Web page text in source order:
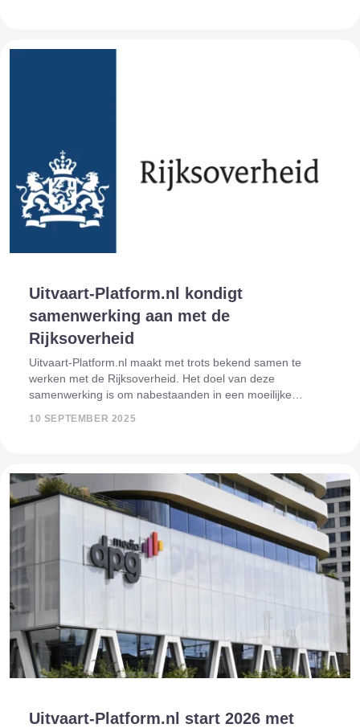
Uitvaart-Platform.nl kondigt
samenwerking aan met de
Rijksoverheid
Uitvaart-Platform.nl maakt met trots bekend samen te
werken met de Rijksoverheid. Het doel van deze
samenwerking is om nabestaanden in een moeilijke
10 SEPTEMBER 2025
Uitvaart-Platform.nl start 2026 met